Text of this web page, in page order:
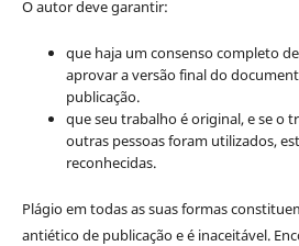
O autor deve garantir:
que haja um consenso completo
aprovar a versão final do
publicação.
que seu trabalho é original, e se o
outras pessoas foram utilizados,
reconhecidas.
Plágio em todas as suas formas
antiético de publicação e é inaceitável.